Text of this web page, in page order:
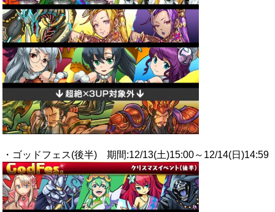
・ゴッドフェス(後半) 期間:12/13(土)15:00～12/14(日)14:59